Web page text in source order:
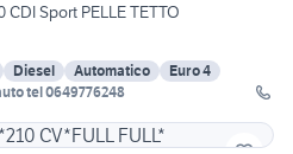
Sport PELLE TETTO
Diesel Automatico
Euro 4
tel 0649776248